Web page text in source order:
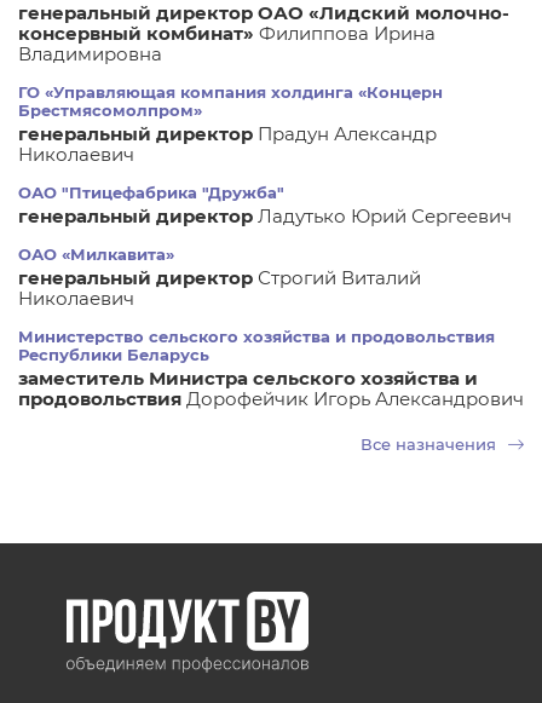
генеральный директор ОАО «Лидский молочно-
консервный комбинат» Филиппова Ирина
Владимировна
ГО «Управляющая компания холдинга «Концерн
Брестмясомолпром»
генеральный директор Прадун Александр
Николаевич
ОАО "Птицефабрика "Дружба"
генеральный директор Ладутько Юрий Сергеевич
ОАО «Милкавита»
генеральный директор Строгий Виталий
Николаевич
Министерство сельского хозяйства и продовольствия
Республики Беларусь
заместитель Министра сельского хозяйства и
продовольствия Дорофейчик Игорь Александрович
Все назначения